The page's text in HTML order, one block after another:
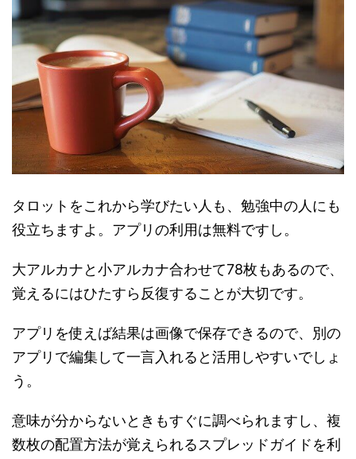
タロットをこれから学びたい人も、勉強中の人にも
役立ちますよ。アプリの利用は無料ですし。
大アルカナと小アルカナ合わせて78枚もあるので、
覚えるにはひたすら反復することが大切です。
アプリを使えば結果は画像で保存できるので、別の
アプリで編集して一言入れると活用しやすいでしょ
う。
意味が分からないときもすぐに調べられますし、複
数枚の配置方法が覚えられるスプレッドガイドを利